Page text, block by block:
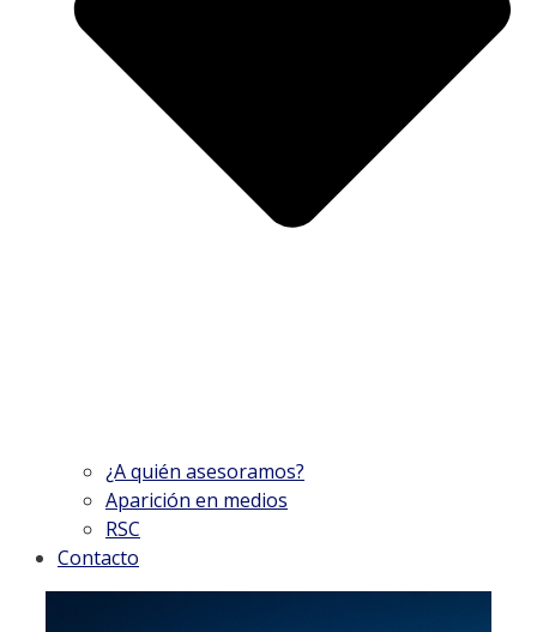
¿A quién asesoramos?
Aparición en medios
RSC
Contacto